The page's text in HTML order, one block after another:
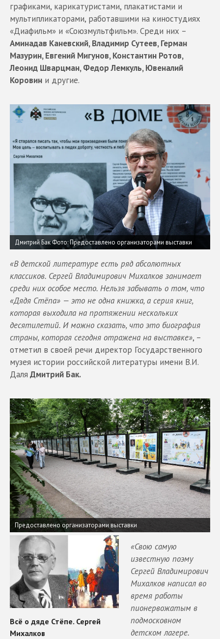
графиками, карикатуристами, плакатистами и
мультипликаторами, работавшими на киностудиях
«Диафильм» и «Союзмультфильм». Среди них –
Аминадав Каневский, Владимир Сутеев, Герман
Мазурин, Евгений Мигунов, Константин Ротов,
Леонид Шварцман, Федор Лемкуль, Ювеналий
Коровин и другие.
Дмитрий Бак Фото: Предоставлено организаторами выставки
«В детской литературе есть ряд абсолютных
классиков. Сергей Владимирович Михалков занимает
среди них особое место. Нельзя забывать о том, что
«Дядя Стёпа» — это не одна книжка, а серия книг,
которая выходила на протяжении нескольких
десятилетий. И можно сказать, что это биография
страны, которая сегодня отражена на выставке», –
отметил в своей речи директор Государственного
музея истории российской литературы имени В.И.
Даля Дмитрий Бак.
Предоставлено организаторами выставки
«Свою самую
известную поэму
Сергей Владимирович
Михалков написал во
время работы
пионервожатым в
подмосковном
детском лагере.